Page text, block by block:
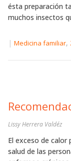
ésta preparación
muchos insectos
| Medicina familiar,
Lissy Herrera Valdéz
El exceso de calor
salud de las